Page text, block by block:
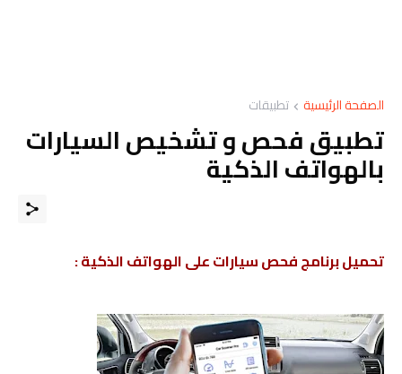
الصفحة الرئيسية تطبيقات
تطبيق فحص و تشخيص السيارات
بالهواتف الذكية
تحميل برنامج فحص سيارات على الهواتف الذكية :